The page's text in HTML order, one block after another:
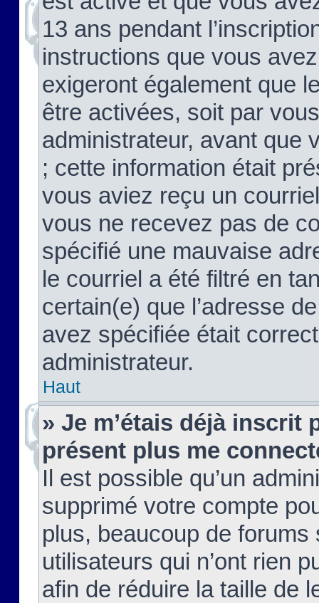
13 ans pendant
instructions que vous
exigeront également que
être activées, soit par
administrateur, avant que
; cette information était
vous aviez reçu un
vous ne recevez pas de
spécifié une mauvaise
le courriel a été filtré en
certain(e) que l’adresse
avez spécifiée était
administrateur.
Haut
» Je m’étais déjà inscrit
présent plus me
Il est possible qu’un
supprimé votre compte
plus, beaucoup de
utilisateurs qui n’ont rien
afin de réduire la taille de